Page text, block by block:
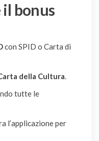
bonus
con SPID o Carta di
della Cultura.
tutte le
l’applicazione per